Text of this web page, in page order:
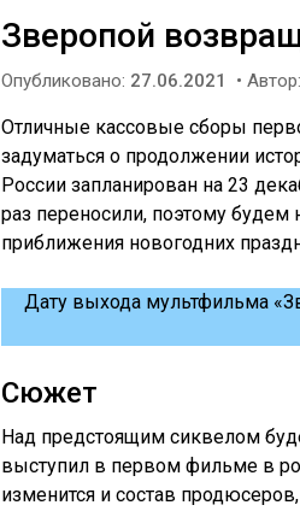
Зверопой
Опубликовано: 27.06.2021 • Автор:
Отличные кассовые сборы
задуматься о продолжении
России запланирован на 23
раз переносили, поэтому будем
приближения новогодних
Дату выхода мультфильма
Сюжет
Над предстоящим сиквелом
выступил в первом фильме в
изменится и состав